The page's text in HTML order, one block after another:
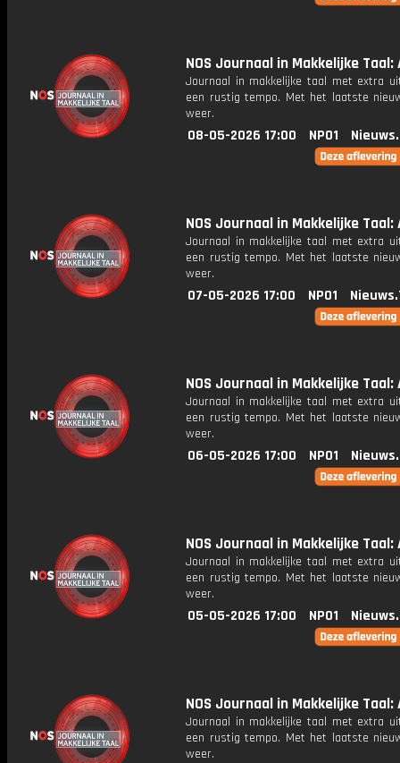
NOS Journaal in Makkelijke
Journaal in makkelijke taal met extra
een rustig tempo. Met het laatste
weer.
08-05-2026 17:00 NPO1
NOS Journaal in Makkelijke Taal:
Journaal in makkelijke taal met extra
een rustig tempo. Met het laatste
weer.
07-05-2026 17:00 NPO1
NOS Journaal in Makkelijke
Journaal in makkelijke taal met extra
een rustig tempo. Met het laatste
weer.
06-05-2026 17:00 NPO1
NOS Journaal in Makkelijke
Journaal in makkelijke taal met extra
een rustig tempo. Met het laatste
weer.
05-05-2026 17:00 NPO1
NOS Journaal in Makkelijke
Journaal in makkelijke taal met extra
een rustig tempo. Met het laatste
weer.